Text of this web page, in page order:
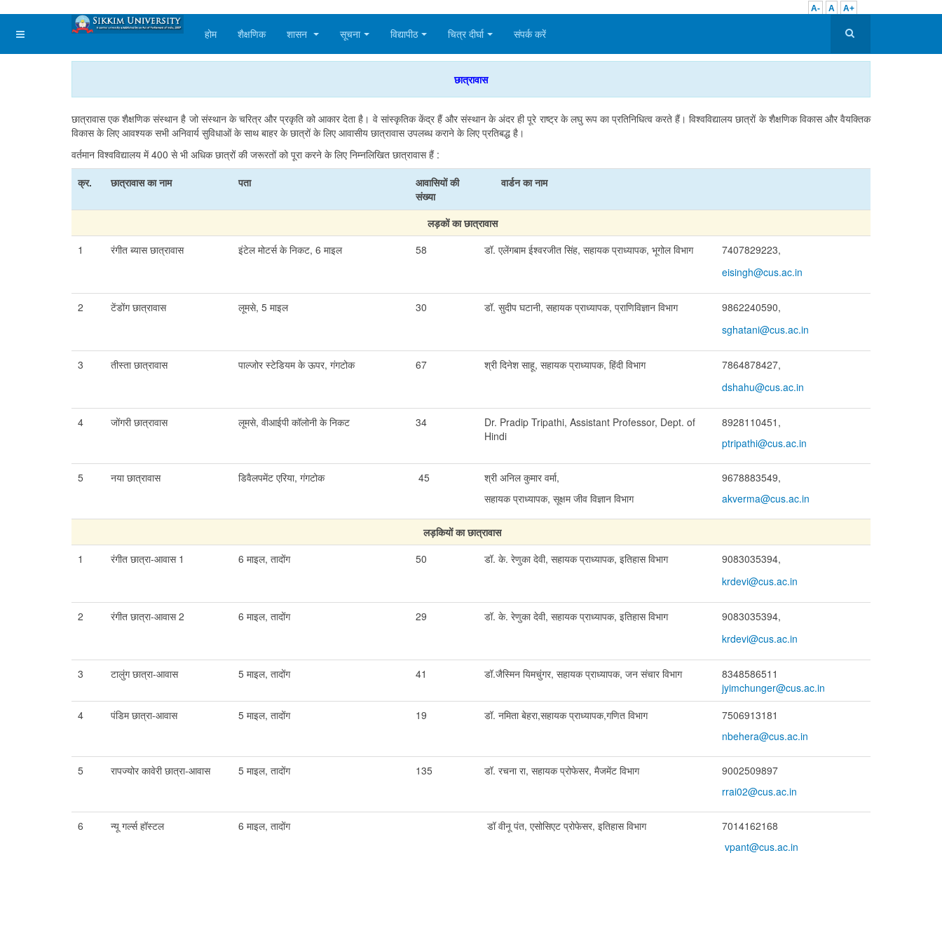
A- A A+
होम शैक्षणिक शासन सूचना विद्यापीठ चित्र दीर्घा संपर्क करें
छात्रावास
छात्रावास एक शैक्षणिक संस्थान है जो संस्थान के चरित्र और प्रकृति को आकार देता है। वे सांस्कृतिक केंद्र हैं और संस्थान के अंदर ही पूरे राष्ट्र के लघु रूप का प्रतिनिधित्व करते हैं। विश्वविद्यालय छात्रों के शैक्षणिक विकास और वैयक्तिक
विकास के लिए आवश्यक सभी अनिवार्य सुविधाओं के साथ बाहर के छात्रों के लिए आवासीय छात्रावास उपलब्ध कराने के लिए प्रतिबद्ध है।
वर्तमान विश्वविद्यालय में400 से भी अधिक छात्रों की जरूरतों को पूरा करने के लिए निम्नलिखित छात्रावास हैं :
क्र.
छात्रावास का नाम पता
आवासियों की
संख्या
वार्डन का नाम
लड़कों का छात्रावास
1
रंगीत ब्यास छात्रावास इंटेल मोटर्स के निकट, 6 माइल 58 डॉ. एलेंगबाम ईश्वरजीत सिंह, सहायक प्राध्यापक, भूगोल विभाग
7407829223,
eisingh@cus.ac.in
2 टेंडोंग छात्रावास लूमसे, 5 माइल 30 डॉ. सुदीप घटानी, सहायक प्राध्यापक, प्राणिविज्ञान विभाग
9862240590,
sghatani@cus.ac.in
3 तीस्ता छात्रावास पाल्जोर स्टेडियम के ऊपर, गंगटोक 67 श्री दिनेश साहू, सहायक प्राध्यापक, हिंदी विभाग
7864878427,
dshahu@cus.ac.in
4 जोंगरी छात्रावास लूमसे, वीआईपी कॉलोनी के निकट 34
Dr. Pradip Tripathi, Assistant Professor, Dept. of
Hindi
8928110451,
ptripathi@cus.ac.in
5 नया छात्रावास डिवैलपमेंट एरिया, गंगटोक 45
श्री अनिल कुमार वर्मा,
सहायक प्राध्यापक, सूक्षम जीव विज्ञान विभाग
9678883549,
akverma@cus.ac.in
लड़कियों का छात्रावास
1
रंगीत छात्रा-आवास 1 6 माइल, तादोंग 50 डॉ. के. रेणुका देवी, सहायक प्राध्यापक, इतिहास विभाग
9083035394,
krdevi@cus.ac.in
2 रंगीत छात्रा-आवास 2 6 माइल, तादोंग 29 डॉ. के. रेणुका देवी, सहायक प्राध्यापक, इतिहास विभाग
9083035394,
krdevi@cus.ac.in
3 टालुंग छात्रा-आवास 5 माइल, तादोंग 41 डॉ.जैस्मिन यिमचुंगर, सहायक प्राध्यापक, जन संचार विभाग
8348586511
jyimchunger@cus.ac.in
4
पंडिम छात्रा-आवास 5 माइल, तादोंग 19 डॉ. नमिता बेहरा,सहायक प्राध्यापक,गणित विभाग
7506913181
nbehera@cus.ac.in
5 रापज्योर कावेरी छात्रा-आवास 5 माइल, तादोंग 135 डॉ. रचना रा, सहायक प्रोफेसर, मैजमेंट विभाग
9002509897
rrai02@cus.ac.in
6 न्यू गर्ल्स हॉस्टल 6 माइल, तादोंग डॉ वीनू पंत, एसोसिएट प्रोफेसर, इतिहास विभाग
7014162168
vpant@cus.ac.in